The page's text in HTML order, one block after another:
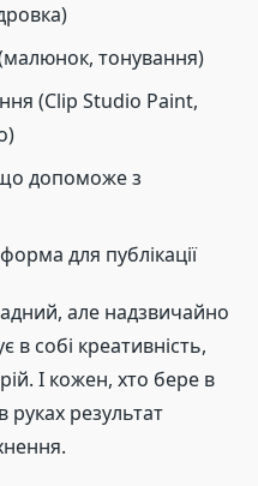
тонування)
(Clip Studio Paint,
допоможе з
для публікації
але надзвичайно
в собі креативність,
І кожен, хто бере в
результат